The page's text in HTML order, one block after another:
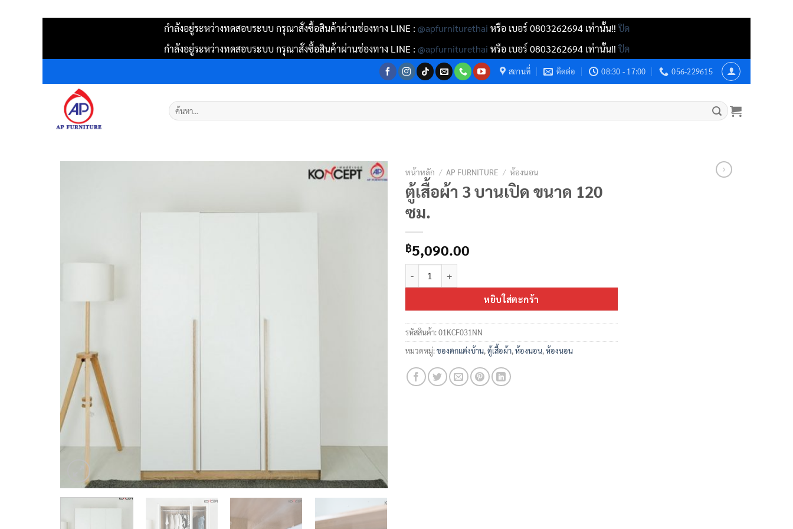
กำลังอยู่ระหว่างทดสอบระบบ กรุณาสั่งซื้อสินค้าผ่านช่องทาง LINE : @apfurniturethai หรือ เบอร์ 0803262694 เท่านั้น!!ปิด
กำลังอยู่ระหว่างทดสอบระบบ กรุณาสั่งซื้อสินค้าผ่านช่องทาง LINE : @apfurniturethai หรือ เบอร์ 0803262694 เท่านั้น!!ปิด
เนื้อหา
สถานที่ ติดต่อ 08:30 - 17:00 056-229615
ค้นหา:
หน้าหลัก / AP FURNITURE / ห้องนอน
ตู้เสื้อผ้า 3 บานเปิด ขนาด 120
ซม.
฿5,090.00
หยิบใส่ตะกร้า
รหัสสินค้า:01KCF031NN
หมวดหมู่:ของตกแต่งบ้าน,ตู้เสื้อผ้า,ห้องนอน,ห้องนอน